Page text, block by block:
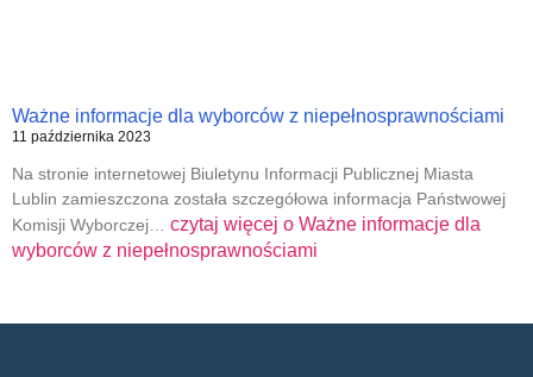
Ważne informacje dla wyborców z niepełnosprawnościami
11 października 2023
Na stronie internetowej Biuletynu Informacji Publicznej Miasta
Lublin zamieszczona została szczegółowa informacja Państwowej
Komisji Wyborczej… czytaj więcej o Ważne informacje dla
wyborców z niepełnosprawnościami